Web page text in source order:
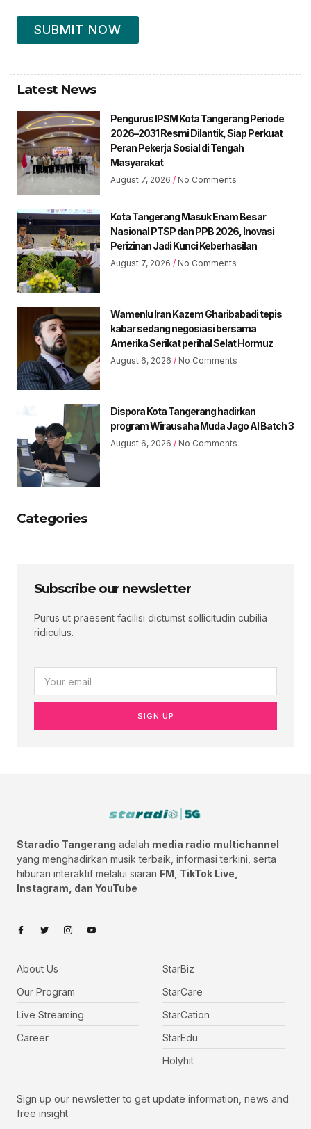
SUBMIT NOW
Latest News
Pengurus IPSM Kota Tangerang Periode
2026–2031 Resmi Dilantik, Siap Perkuat
Peran Pekerja Sosial di Tengah
Masyarakat
August 7, 2026 No Comments
Kota Tangerang Masuk Enam Besar
Nasional PTSP dan PPB 2026, Inovasi
Perizinan Jadi Kunci Keberhasilan
August 7, 2026 No Comments
Wamenlu Iran Kazem Gharibabadi tepis
kabar sedang negosiasi bersama
Amerika Serikat perihal Selat Hormuz
August 6, 2026 No Comments
Dispora Kota Tangerang hadirkan
program Wirausaha Muda Jago AI Batch 3
August 6, 2026 No Comments
Categories
Subscribe our newsletter
Purus ut praesent facilisi dictumst sollicitudin cubilia
ridiculus.
SIGN UP
Staradio Tangerang adalah media radio multichannel
yang menghadirkan musik terbaik, informasi terkini, serta
hiburan interaktif melalui siaran FM, TikTok Live,
Instagram, dan YouTube
About Us
Our Program
Live Streaming
Career
StarBiz
StarCare
StarCation
StarEdu
Holyhit
Sign up our newsletter to get update information, news and
free insight.